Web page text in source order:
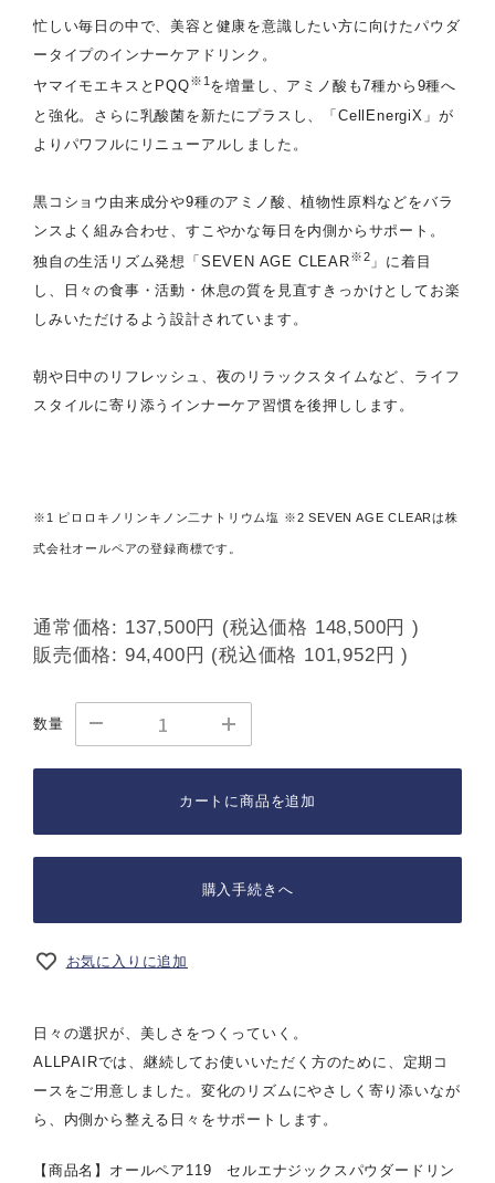
忙しい毎日の中で、美容と健康を意識したい方に向けたパウダ
ータイプのインナーケアドリンク。
ヤマイモエキスとPQQ※1を増量し、アミノ酸も7種から9種へ
と強化。さらに乳酸菌を新たにプラスし、「CellEnergiX」が
よりパワフルにリニューアルしました。
黒コショウ由来成分や9種のアミノ酸、植物性原料などをバラ
ンスよく組み合わせ、すこやかな毎日を内側からサポート。
独自の生活リズム発想「SEVEN AGE CLEAR※2 」に着目
し、日々の食事・活動・休息の質を見直すきっかけとしてお楽
しみいただけるよう設計されています。
朝や日中のリフレッシュ、夜のリラックスタイムなど、ライフ
スタイルに寄り添うインナーケア習慣を後押しします。
※1 ピロロキノリンキノン二ナトリウム塩 ※2 SEVEN AGE CLEARは株
式会社オールペアの登録商標です。
通常価格: 137,500円 (税込価格 148,500円 )
販売価格: 94,400円 (税込価格 101,952円 )
数量
カートに商品を追加
購入手続きへ
お気に入りに追加
日々の選択が、美しさをつくっていく。
ALLPAIRでは、継続してお使いいただく方のために、定期コ
ースをご用意しました。変化のリズムにやさしく寄り添いなが
ら、内側から整える日々をサポートします。
【商品名】オールペア119 セルエナジックスパウダードリン